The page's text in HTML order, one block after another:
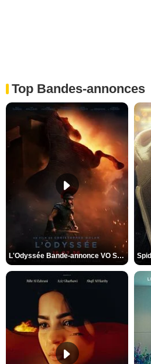
Top Bandes-annonces
L'Odyssée Bande-annonce VO STFR